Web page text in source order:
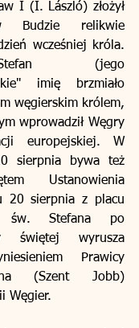
I (I. László) złożył
Budzie relikwie
wcześniej króla.
(jego
imię brzmiało
węgierskim królem,
wprowadził Węgry
europejskiej. W
sierpnia bywa też
Ustanowienia
20 sierpnia z placu
św. Stefana po
świętej wyrusza
Prawicy
(Szent Jobb)
Węgier.